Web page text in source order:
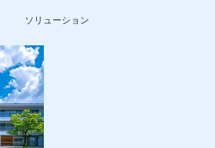
ソリューション